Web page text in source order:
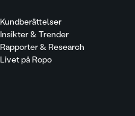
Kundberättelser
Insikter & Trender
Rapporter & Research
Livet på Ropo